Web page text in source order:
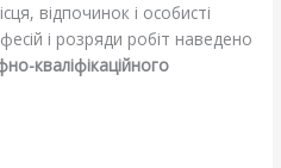
відпочинок і особисті
і розряди робіт наведено
кваліфікаційного